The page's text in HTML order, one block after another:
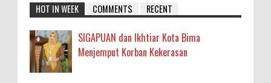
HOT IN WEEK COMMENTS RECENT
SIGAPUAN dan Ikhtiar Kota Bima
Menjemput Korban Kekerasan